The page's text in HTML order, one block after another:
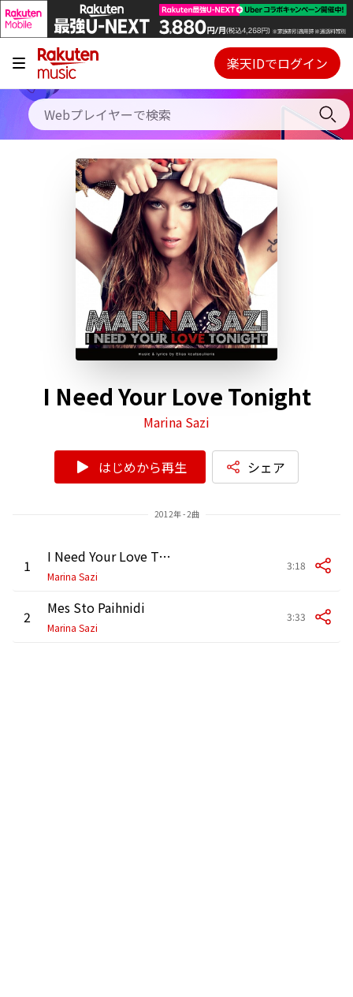
キャンペーン
料金プラン
使い方
初回30日間無料お試し
Webプレイヤー
ご契約内容の確認・変更
楽天IDでログイン
I Need Your Love Tonight
Marina Sazi
はじめから再生 シェア
2012年 - 2曲
1 I Need Your Love Tonight
Marina Sazi
3:18
2 Mes Sto Paihnidi
Marina Sazi
3:33